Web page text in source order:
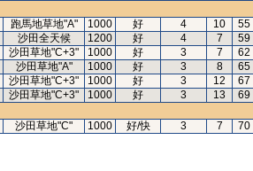
跑馬地草地"A" 1000 好 4 10
55
沙田全天候 1200 好 4 7
59
沙田草地"C+3" 1000 好 3 7
62
沙田草地"A" 1000 好 3 8
65
沙田草地"C+3" 1000 好 3 12
67
沙田草地"C+3" 1000 好 3 13
69
沙田草地"C" 1000 好/快 3 7 70